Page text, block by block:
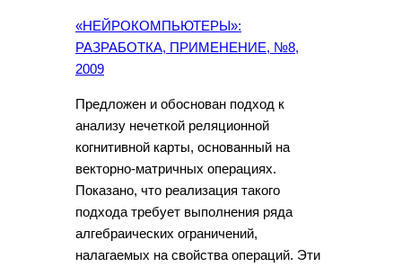
«НЕЙРОКОМПЬЮТЕРЫ»:
РАЗРАБОТКА, ПРИМЕНЕНИЕ, №8,
2009
Предложен и обоснован подход к
анализу нечеткой реляционной
когнитивной карты, основанный на
векторно-матричных операциях.
Показано, что реализация такого
подхода требует выполнения ряда
алгебраических ограничений,
налагаемых на свойства операций. Эти